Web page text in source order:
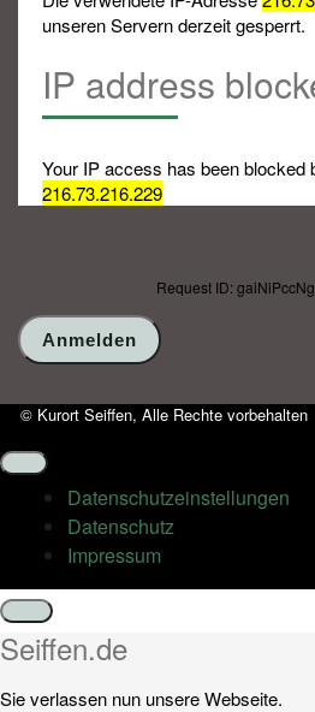
unseren Servern derzeit gesperrt.
IP address
Your IP access has been blocked
216.73.216.229
Request ID:
© Kurort Seiffen, Alle Rechte vorbehalten
Datenschutz­einstellungen
Datenschutz
Impressum
Schließen
Seiffen.de
Sie verlassen nun unsere Webseite.